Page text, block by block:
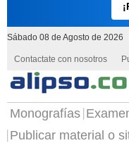
Sábado 08 de Agosto de 2026
Contactate con nosotros
Monografías
Publicar material o